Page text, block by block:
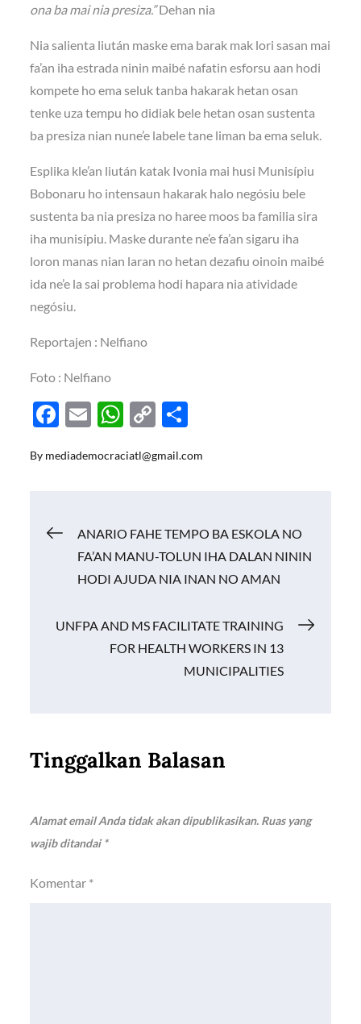
ona ba mai nia presiza.”Dehan nia
Nia salienta liután maske ema barak mak lori sasan mai
fa’an iha estrada ninin maibé nafatin esforsu aan hodi
kompete ho ema seluk tanba hakarak hetan osan
tenke uza tempu ho didiak bele hetan osan sustenta
ba presiza nian nune’e labele tane liman ba ema seluk.
Esplika kle’an liután katak Ivonia mai husi Munisípiu
Bobonaru ho intensaun hakarak halo negósiu bele
sustenta ba nia presiza no haree moos ba familia sira
iha munisípiu. Maske durante ne’e fa’an sigaru iha
loron manas nian laran no hetan dezafiu oinoin maibé
ida ne’e la sai problema hodi hapara nia atividade
negósiu.
Reportajen : Nelfiano
Foto : Nelfiano
F
e
o
E
ail
W
at
p
p
C
p
n
k
ar
By mediademocraciatl@gmail.com
Navigasi
pos
ANARIO FAHE TEMPO BA ESKOLA NO
FA’AN MANU-TOLUN IHA DALAN NININ
HODI AJUDA NIA INAN NO AMAN
UNFPA AND MS FACILITATE TRAINING
FOR HEALTH WORKERS IN 13
MUNICIPALITIES
Tinggalkan Balasan
Alamat email Anda tidak akan dipublikasikan. Ruas yang
wajib ditandai*
Komentar *